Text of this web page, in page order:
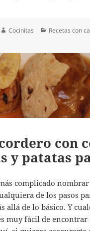
Autor
Cocinitas Categorías
Recetas con
con
y patatas
complicado
de los pasos
allá de lo básico. Y
muy fácil de encontrar